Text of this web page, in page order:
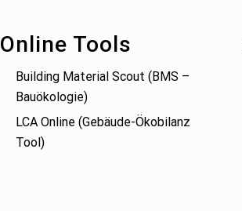
Online Tools
Building Material Scout (BMS –
Bauökologie)
LCA Online (Gebäude-Ökobilanz
Tool)